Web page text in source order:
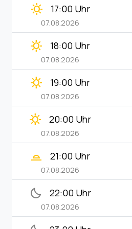
clear_day 17:00 Uhr
07.08.2026
clear_day 18:00 Uhr
07.08.2026
clear_day 19:00 Uhr
07.08.2026
clear_day 20:00 Uhr
07.08.2026
wb_twilight_2 21:00 Uhr
07.08.2026
bedtime 22:00 Uhr
07.08.2026